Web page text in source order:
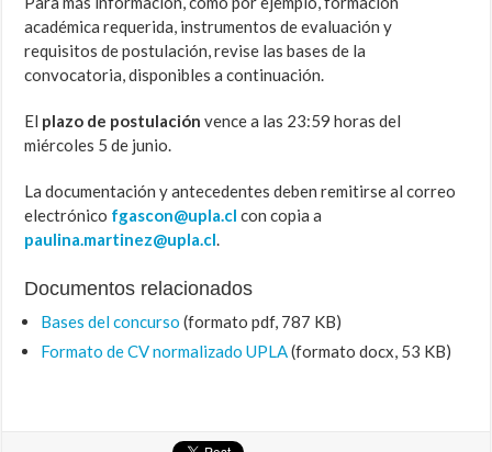
académica requerida, instrumentos de evaluación y
requisitos de postulación, revise las bases de la
convocatoria, disponibles a continuación.
El plazo de postulación vence a las 23:59 horas del
miércoles 5 de junio.
La documentación y antecedentes deben remitirse al correo
electrónico fgascon@upla.cl con copia a
paulina.martinez@upla.cl.
Documentos relacionados
Bases del concurso (formato pdf, 787 KB)
Formato de CV normalizado UPLA(formato docx, 53 KB)